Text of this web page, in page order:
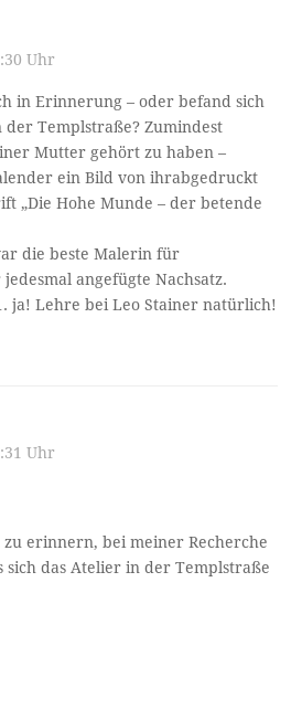
Uhr
in Erinnerung – oder befand sich
der Templstraße? Zumindest
Mutter gehört zu haben –
ein Bild von ihrabgedruckt
„Die Hohe Munde – der betende
die beste Malerin für
angefügte Nachsatz.
ja! Lehre bei Leo Stainer natürlich!
Uhr
erinnern, bei meiner Recherche
sich das Atelier in der Templstraße